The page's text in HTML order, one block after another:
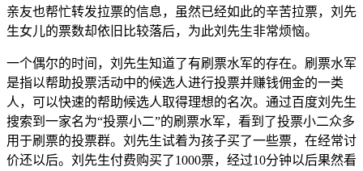
亲友也帮忙转发拉票的信息，虽然已经如此的辛苦拉票，刘先
生女儿的票数却依旧比较落后，为此刘先生非常烦恼。
一个偶尔的时间，刘先生知道了有刷票水军的存在。刷票水军
是指以帮助投票活动中的候选人进行投票并赚钱佣金的一类
人，可以快速的帮助候选人取得理想的名次。通过百度刘先生
搜索到一家名为“投票小二”的刷票水军，看到了投票小二众多
用于刷票的投票群。刘先生试着为孩子买了一些票，在经常讨
价还以后。刘先生付费购买了1000票，经过10分钟以后果然看